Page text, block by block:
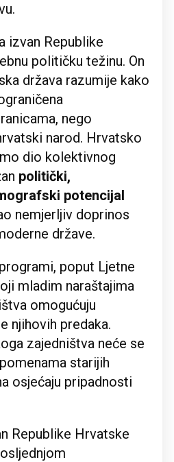
izvan Republike
političku težinu. On
država razumije kako
nego
narod. Hrvatsko
dio kolektivnog
politički,
potencijal
nemjerljiv doprinos
države.
poput Ljetne
mladim naraštajima
omogućuju
njihovih predaka.
zajedništva neće se
starijih
osjećaju pripadnosti
Republike Hrvatske